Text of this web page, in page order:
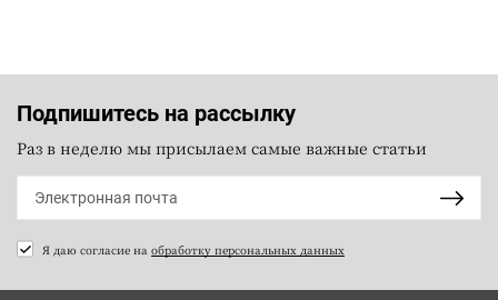
Подпишитесь на рассылку
Раз в неделю мы присылаем самые важные статьи
Я даю согласие на обработку персональных данных